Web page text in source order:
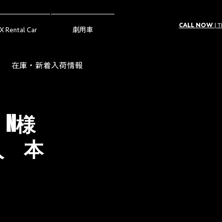
X Rental Car 劇用車
CALL NOW |
在庫・新着入荷情報
様
本